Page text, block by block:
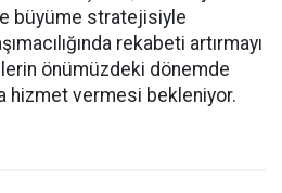
büyüme stratejisiyle
rekabeti artırmayı
önümüzdeki dönemde
hizmet vermesi bekleniyor.